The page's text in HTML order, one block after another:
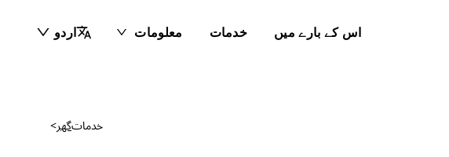
اس کے بارے میں خدمات معلومات اردو
گھر> خدمات